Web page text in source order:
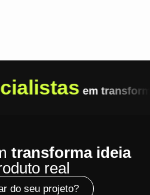
em
transforma ideia
real
do seu projeto?